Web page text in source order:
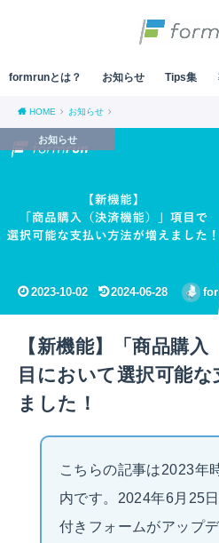
formrunとは？ お知らせ Tips集
HOME お知らせ
【新機能】「商品購
目において選択可能な
ました！
2023-10-02 2024-06-28
お知らせ
こちらの記事は2023年
内です。2024年6月25
付きフォームがアップ